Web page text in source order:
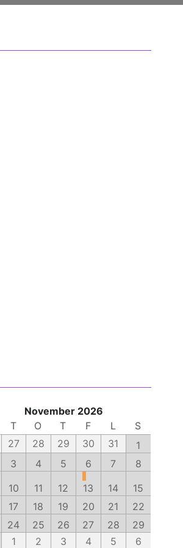
November 2026
T O T F L
S
27 28 29 30 31
1
3 4 5 6 7
8
10 11 12 13 14
15
17 18 19 20 21
22
24 25 26 27 28
29
1 2 3 4 5 6